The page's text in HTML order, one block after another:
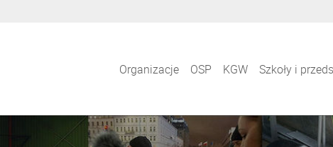
Organizacje OSP KGW Szkoły i